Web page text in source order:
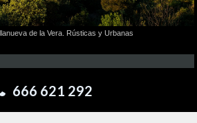
de la Vera. Rústicas y Urbanas
666 621 292